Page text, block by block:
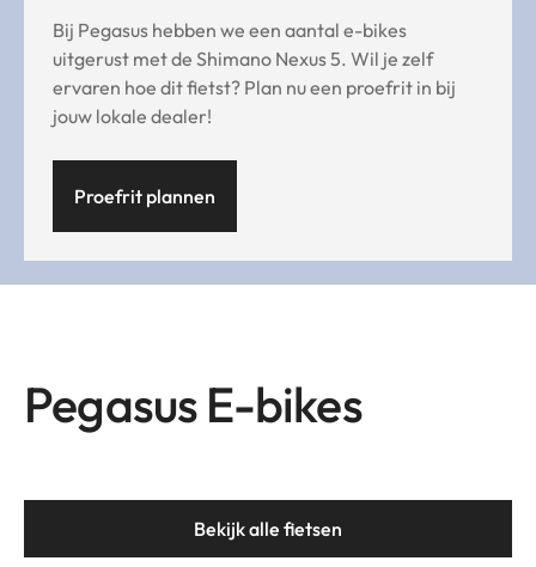
Bij Pegasus hebben we een aantal e-bikes
uitgerust met de Shimano Nexus 5. Wil je zelf
ervaren hoe dit fietst? Plan nu een proefrit in bij
jouw lokale dealer!
Proefrit plannen
Pegasus E-bikes
Bekijk alle fietsen